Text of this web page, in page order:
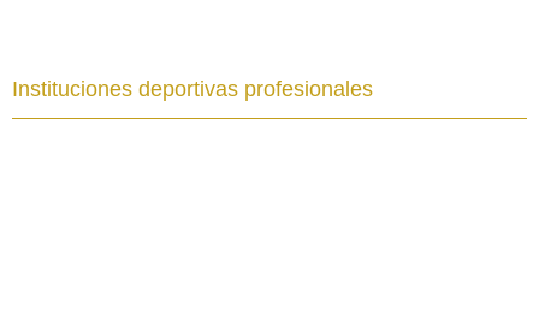
Instituciones deportivas profesionales